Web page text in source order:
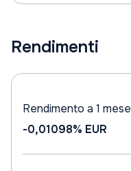
Rendimenti
Rendimento a 1 mese
-0,01098% EUR